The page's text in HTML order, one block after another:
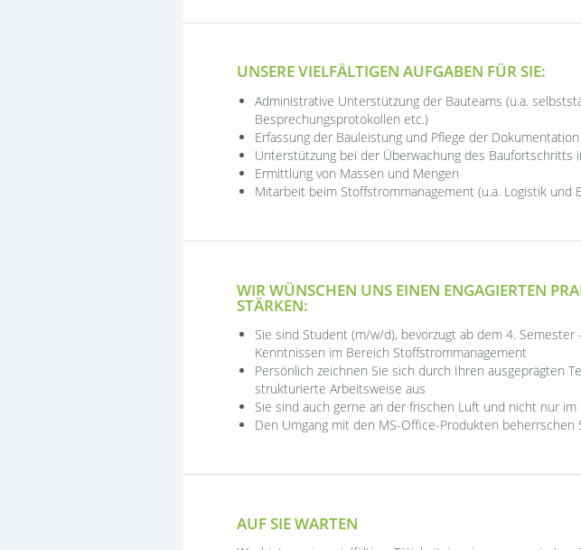
UNSERE VIELFÄLTIGEN AUFGABEN FÜR SIE:
Administrative Unterstützung der Bauteams (u.a.
Besprechungsprotokollen etc.)
Erfassung der Bauleistung und Pflege der Dokumentation
Unterstützung bei der Überwachung des Baufortschritts
Ermittlung von Massen und Mengen
Mitarbeit beim Stoffstrommanagement (u.a. Logistik und
WIR WÜNSCHEN UNS EINEN ENGAGIERTEN
STÄRKEN:
Sie sind Student (m/w/d), bevorzugt ab dem 4.
Kenntnissen im Bereich Stoffstrommanagement
Persönlich zeichnen Sie sich durch Ihren ausgeprägten
strukturierte Arbeitsweise aus
Sie sind auch gerne an der frischen Luft und nicht nur im
Den Umgang mit den MS-Office-Produkten beherrschen
AUF SIE WARTEN